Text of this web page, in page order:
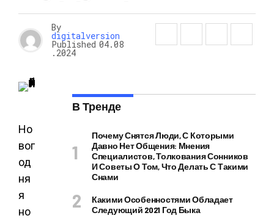
By
digitalversion
Published 04.08
.2024
Но
вог
од
ня
я
но
В Тренде
Почему Снятся Люди, С Которыми
Давно Нет Общения: Мнения
Специалистов, Толкования Сонников
И Советы О Том, Что Делать С Такими
Снами
Какими Особенностями Обладает
Следующий 2021 Год Быка